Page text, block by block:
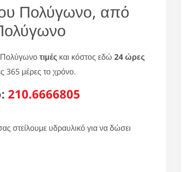
Πολύγωνο, από
Πολύγωνοτιμέςκαι κόστος εδώ 24 ώρες
365 μέρες το χρόνο.
210.6666805
στείλουμε υδραυλικό για να δώσει